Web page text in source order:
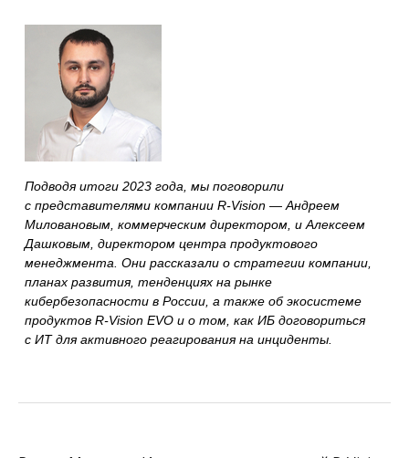
Подводя итоги 2023 года, мы поговорили
с представителями компании R-Vision — Андреем
Миловановым, коммерческим директором, и Алексеем
Дашковым, директором центра продуктового
менеджмента. Они рассказали о стратегии компании,
планах развития, тенденциях на рынке
кибербезопасности в России, а также об экосистеме
продуктов R-Vision EVO и о том, как ИБ договориться
с ИТ для активного реагирования на инциденты.